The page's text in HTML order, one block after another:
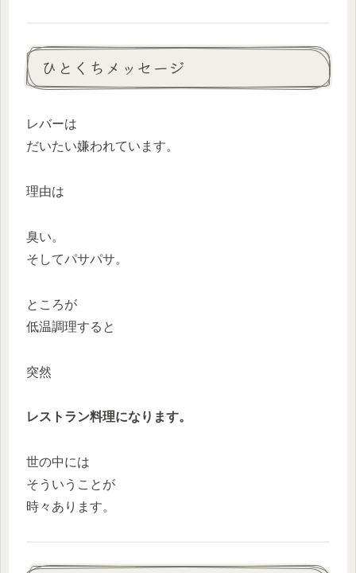
ひとくちメッセージ
レバーは
だいたい嫌われています。
理由は
臭い。
そしてパサパサ。
ところが
低温調理すると
突然
レストラン料理になります。
世の中には
そういうことが
時々あります。